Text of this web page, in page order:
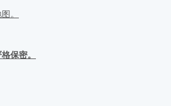
。
保密。